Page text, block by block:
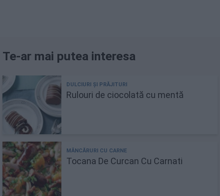
Te-ar mai putea interesa
Rulouri de ciocolată cu mentă
Tocana De Curcan Cu Carnati